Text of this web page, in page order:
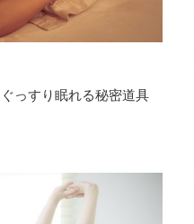
っすり眠れる秘密道具